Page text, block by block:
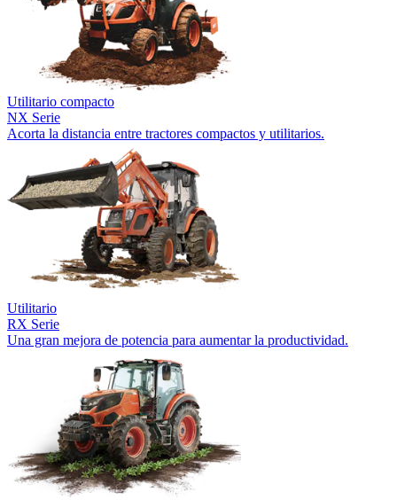
Utilitario compacto
NX Serie
Acorta la distancia entre tractores compactos y utilitarios.
Utilitario
RX Serie
Una gran mejora de potencia para aumentar la productividad.